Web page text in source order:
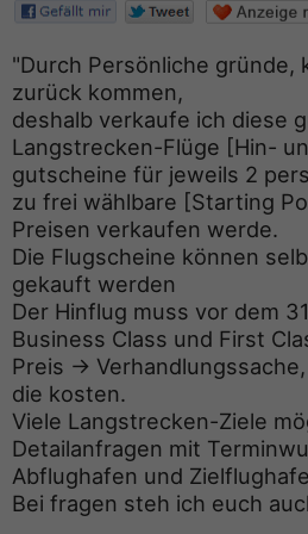
"Durch Persönliche gründe,
zurück kommen,
deshalb verkaufe ich diese
Langstrecken-Flüge [Hin-
gutscheine für jeweils 2
zu frei wählbare [Starting
Preisen verkaufen werde.
Die Flugscheine können
gekauft werden
Der Hinflug muss vor dem
Business Class und First
Preis ->
die kosten.
Viele Langstrecken-Ziele
Detailanfragen mit
Abflughafen und
Bei fragen steh ich euch